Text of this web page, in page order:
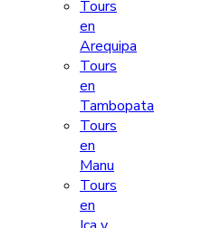
Tours
en
Arequipa
Tours
en
Tambopata
Tours
en
Manu
Tours
en